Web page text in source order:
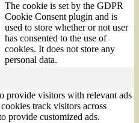
The cookie is set by the GDPR
Cookie Consent plugin and is
used to store whether or not user
has consented to the use of
cookies. It does not store any
personal data.
provide visitors with relevant ads
track visitors across
provide customized ads.